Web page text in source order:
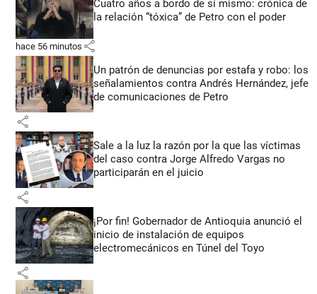
Cuatro años a bordo de sí mismo: crónica de
la relación “tóxica” de Petro con el poder
hace 56 minutos share
Un patrón de denuncias por estafa y robo: los
señalamientos contra Andrés Hernández, jefe
de comunicaciones de Petro
share
Sale a la luz la razón por la que las víctimas
del caso contra Jorge Alfredo Vargas no
participarán en el juicio
share
¡Por fin! Gobernador de Antioquia anunció el
inicio de instalación de equipos
electromecánicos en Túnel del Toyo
share